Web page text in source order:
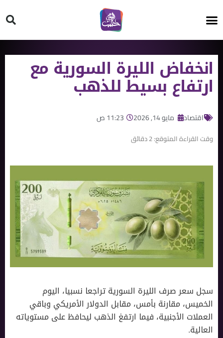
انخفاض الليرة السورية مع
ارتفاع بسيط للذهب
اقتصاد مايو 14, 2026 11:23 ص
وقت القراءة المتوقع:2دقائق
سجل سعر صرف الليرة السورية تراجعا نسبيا، اليوم
الخميس، مقارنة بأمس، مقابل الدولار الأمريكي وباقي
العملات الأجنبية، فيما ارتفغ الذهب ليحافظ على مستوياته
العالية.